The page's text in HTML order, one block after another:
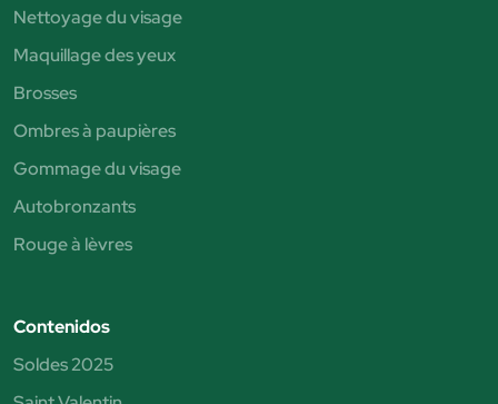
Nettoyage du visage
Maquillage des yeux
Brosses
Ombres à paupières
Gommage du visage
Autobronzants
Rouge à lèvres
Contenidos
Soldes 2025